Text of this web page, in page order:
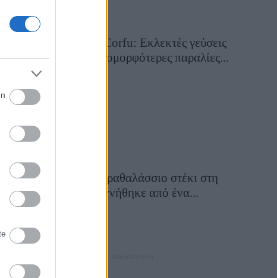
Aiolia Avlaki Corfu: Εκλεκτές γεύσεις
σε μία από τις ομορφότερες παραλίες...
28 Ιουλίου 2026, 10:50
Εν πλώ: Το παραθαλάσσιο στέκι στη
Λήμνο που γεννήθηκε από ένα...
24 Ιουλίου 2026, 13:00